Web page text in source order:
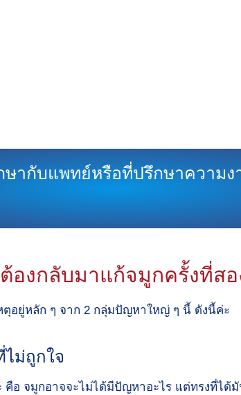
ษากับแพทย์หรือที่ปรึกษาความง
องกลับมาแก้จมูกครั้งที่สอ
ตุอยู่หลัก ๆ จาก 2 กลุ่มปัญหาใหญ่ ๆ นี้ ดังนี้ค่ะ
ไม่ถูกใจ
คือ จมูกอาจจะไม่ได้มีปัญหาอะไร แต่ทรงที่ได้มั